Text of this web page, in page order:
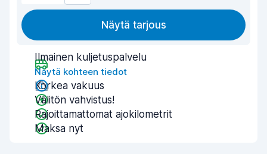
Näytä tarjous
Ilmainen kuljetuspalvelu
Näytä kohteen tiedot
Korkea vakuus
Välitön vahvistus!
Rajoittamattomat ajokilometrit
Maksa nyt